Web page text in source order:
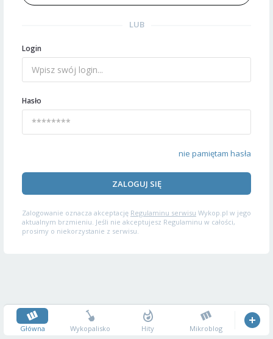
LUB
Login
Hasło
nie pamiętam hasła
ZALOGUJ SIĘ
Zalogowanie oznacza akceptację Regulaminu serwisu Wykop.pl w jego
aktualnym brzmieniu. Jeśli nie akceptujesz Regulaminu w całości,
prosimy o niekorzystanie z serwisu.
Główna Wykopalisko Hity Mikroblog